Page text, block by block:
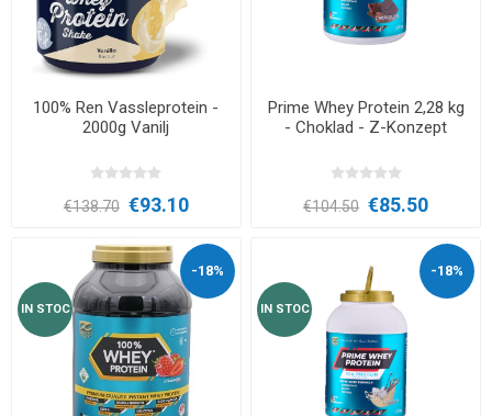
100% Ren Vassleprotein -
2000g Vanilj
€138.70 €93.10
Prime Whey Protein 2,28 kg
- Choklad - Z-Konzept
€104.50 €85.50
-18%
IN STOC
-18%
IN STOC